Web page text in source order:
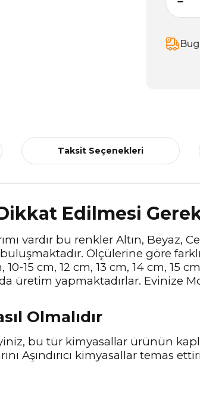
Taksit Seçenekleri
Edilmesi
vardır bu renkler Altın, Beyaz,
Ölçülerine göre
15 cm, 12 cm, 13 cm, 14 cm, 15
üretim yapmaktadırlar. Evinize
Olmalıdır
bu tür kimyasallar ürünün
Aşındırıcı kimyasallar temas